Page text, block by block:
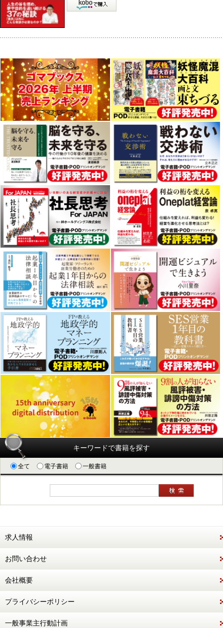
キーワードで書籍を探す
全て 電子書籍 一般書籍
求人情報
お問い合わせ
会社概要
プライバシーポリシー
一般事業主行動計画